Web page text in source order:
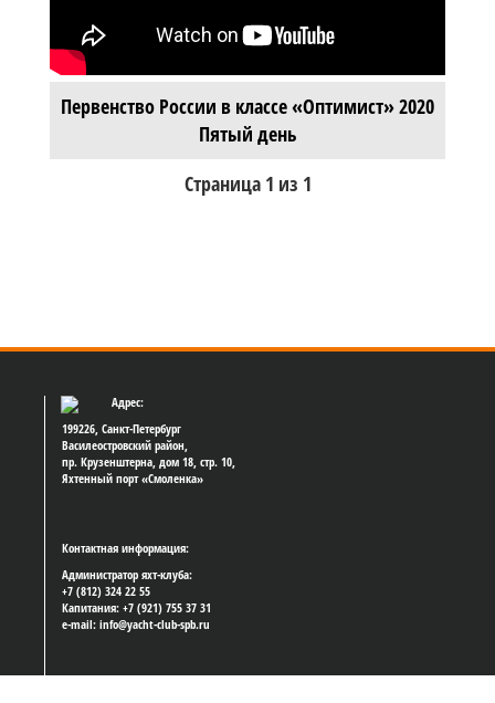
Первенство России в классе «Оптимист» 2020
Пятый день
Страница 1 из 1
Адрес:
199226, Санкт-Петербург
Василеостровский район,
пр. Крузенштерна, дом 18, стр. 10,
Яхтенный порт «Смоленка»
Контактная информация:
Администратор яхт-клуба:
+7 (812) 324 22 55
Капитания: +7 (921) 755 37 31
e-mail: info@yacht-club-spb.ru